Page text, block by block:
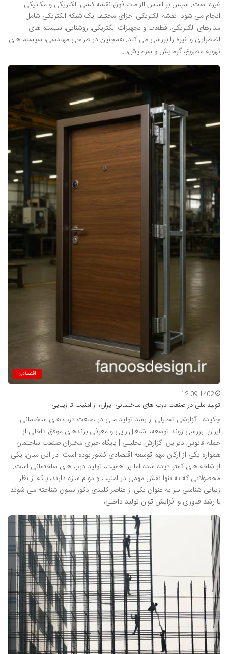
غیره است. سپس بر اساس الزامات فوق نقشه کشی الکتریکی و مکانیکی
انجام می شود. نقشه الکتریکی اجزای مختلف یک شبکه الکتریکی شامل
مدارهای الکتریکی، قطعات و تجهیزات الکتریکی، روشنایی، سیستم های
اضطراری و غیره را بررسی می کند. همچنین در طراحی مهندسی، سیستم های
تهویه مطبوع، گرمایش و سرمایش،…
اقتصادی
12-09-1402
تولید ملی در صنعت درب های ساختمانی ایران؛ از امنیت تا زیبایی
چکیده : گزارشی تحلیلی از رشد تولید ملی در صنعت درب های ساختمانی
ایران. بررسی روند توسعه، اشتغال زایی و معرفی برندهای موفق داخلی از
جمله فانوس دیزاین. گزارش تحلیلی | پایگاه خبری مخبران صنعت ساختمان
همواره یکی از ارکان مهم توسعه اقتصادی کشور بوده است. در این میان، یکی
از شاخه های کمتر دیده شده اما پر اهمیت، تولید درب های ساختمانی است.
محصولاتی که نه تنها نقش مهمی در امنیت و دوام سازه دارند، بلکه از نظر
زیبایی شناسی نیز به عنوان یکی از عناصر کلیدی دکوراسیون شناخته می شوند.
با رشد فناوری و افزایش توان تولید داخلی،…